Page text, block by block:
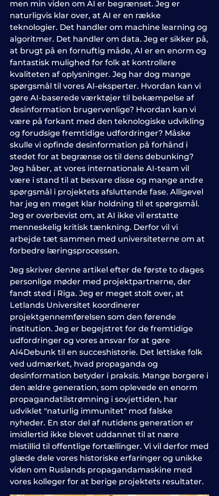
men min viden om AI er begrænset. Jeg er
naturligvis klar over, at AI er en række
teknologier. Det handler om machine learning og
algoritmer. Det handler om data. Jeg er sikker på,
at brugt på en fornuftig måde, AI er en enorm og
fantastisk mulighed for folk at kontrollere
kvaliteten af oplysninger. Jeg har dog mange
spørgsmål til vores AI-eksperter. Hvordan kan vi
gøre AI-baserede værktøjer til bekæmpelse af
desinformation brugervenlige? Hvordan kan vi
være på forkant med den teknologiske udvikling
og forudsige fremtidige udfordringer? Måske
skulle vi opfinde desinformation på forhånd i
stedet for at begrænse os til dens debunking?
Jeg håber, at vores internationale AI-team vil
være i stand til at besvare disse og mange andre
spørgsmål i projektets afsluttende fase. Alligevel
har jeg en meget klar holdning til et spørgsmål.
Jeg er overbevist om, at AI ikke vil erstatte
menneskelig kritisk tænkning. Derfor vil vi
arbejde tæt sammen med universiteterne om at
forbedre læringsprocessen.
Jeg skriver denne artikel efter de første to dages
personlige møder med projektpartnerne, der
fandt sted i Riga. Jeg er meget stolt over, at
Letlands Universitet koordinerer
projektgennemførelsen som den førende
institution. Jeg er begejstret for de fremtidige
udfordringer og vores ansvar for at gøre
AI4Debunk til en succeshistorie. Det lettiske folk
ved udmærket, hvad propaganda og
desinformation betyder i praksis. Mange borgere i
den ældre generation, som oplevede en enorm
propagandatilstrømning i sovjettiden, har
udviklet "naturlig immunitet" mod falske
nyheder. En stor del af nutidens generation er
imidlertid ikke blevet uddannet til at nære
mistillid til offentlige fortællinger. Vi vil derfor med
glæde dele vores historiske erfaringer og unikke
viden om Ruslands propagandamaskine med
vores kolleger for at berige projektets resultater.